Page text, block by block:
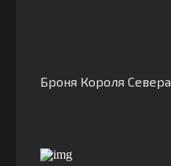
Броня Короля Севера